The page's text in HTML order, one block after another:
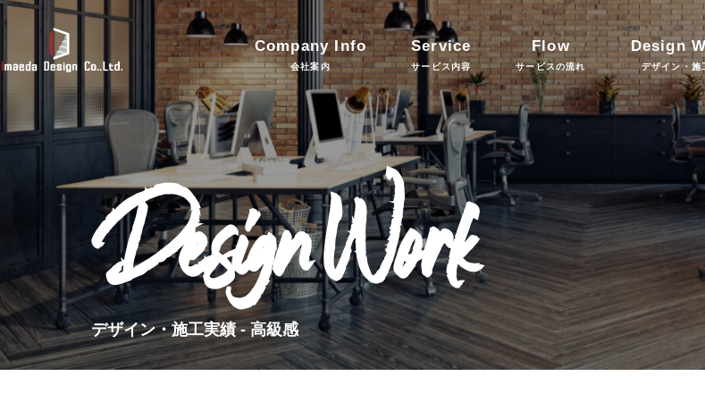
Company Info
会社案内
Service
サービス内容
Flow
サービスの流れ
Design
デザイン・施
Design Work
デザイン・施工実績 - 高級感